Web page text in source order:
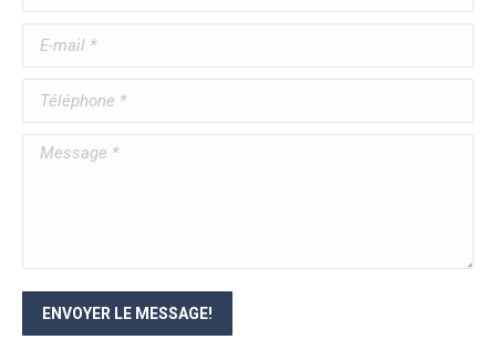
E-mail *
Téléphone *
Message *
ENVOYER LE MESSAGE!